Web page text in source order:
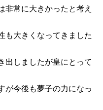
非常に大きかったと考え
も大きくなってきました
出しましたが皇にとって
が今後も夢子の力になっ